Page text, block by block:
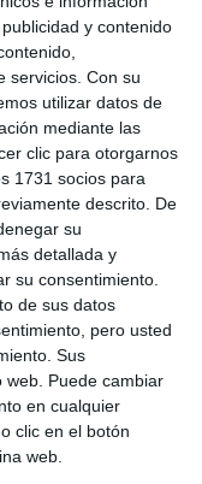
y contenido
servicios. Con su
utilizar datos de
mediante las
clic para otorgarnos
1731 socios para
descrito. De
su
detallada y
su consentimiento.
de sus datos
pero usted
Sus
web. Puede cambiar
en cualquier
clic en el botón
web.
asistir a la misa
y por eso es
la
los
que “son días
queridos. Hoy
Todos los
que todo
esa nueva vida
trabajarla aquí y